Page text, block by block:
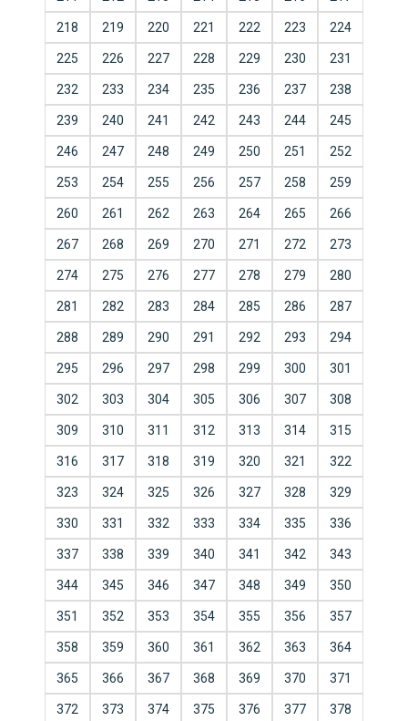
218 219 220 221 222 223 224
225 226 227 228 229 230 231
232 233 234 235 236 237 238
239 240 241 242 243 244 245
246 247 248 249 250 251 252
253 254 255 256 257 258 259
260 261 262 263 264 265 266
267 268 269 270 271 272 273
274 275 276 277 278 279 280
281 282 283 284 285 286 287
288 289 290 291 292 293 294
295 296 297 298 299 300 301
302 303 304 305 306 307 308
309 310 311 312 313 314 315
316 317 318 319 320 321 322
323 324 325 326 327 328 329
330 331 332 333 334 335 336
337 338 339 340 341 342 343
344 345 346 347 348 349 350
351 352 353 354 355 356 357
358 359 360 361 362 363 364
365 366 367 368 369 370 371
372 373 374 375 376 377 378